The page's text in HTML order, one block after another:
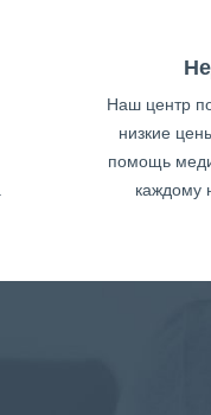
Наш центр
низкие
помощь
каждому